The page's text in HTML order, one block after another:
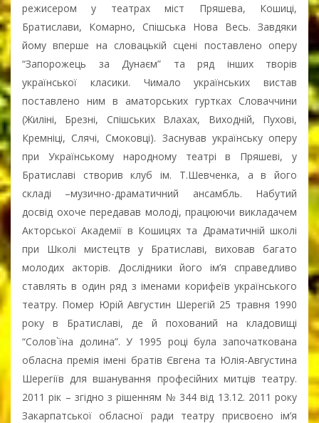
режисером у театрах міст Пряшева, Кошиці,
Братислави, Комарно, Спішська Нова Весь. Завдяки
йому вперше на словацькій сцені поставлено оперу
“Запорожець за Дунаєм” та ряд інших творів
української класики. Чимало українських вистав
поставлено ним в аматорських гуртках Словаччини
(Жиліні, Брезні, Спішських Влахах, Виходній, Пухові,
Кремніці, Слячі, Смоковці). Заснував українську оперу
при Українському народному театрі в Пряшеві, у
Братиславі створив клуб ім. Т.Шевченка, а в його
складі –музично-драматичний ансамбль. Набутий
досвід охоче передавав молоді, працюючи викладачем
Акторської Академії в Кошицях та Драматичній школі
при Школі мистецтв у Братиславі, виховав багато
молодих акторів. Дослідники його ім’я справедливо
ставлять в один ряд з іменами корифеїв українського
театру. Помер Юрій Августин Шерегій 25 травня 1990
року в Братиславі, де й похований на кладовищі
“Солов`їна долина”. У 1995 році була започаткована
обласна премія імені братів Євгена та Юлія-Августина
Шерегіїв для вшанування професійних митців театру.
2011 рік – згідно з рішенням № 344 від 13.12. 2011 року
Закарпатської обласної ради театру присвоєно ім’я